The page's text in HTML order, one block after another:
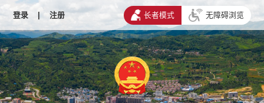
登录 | 注册 长者模式 无障碍浏览